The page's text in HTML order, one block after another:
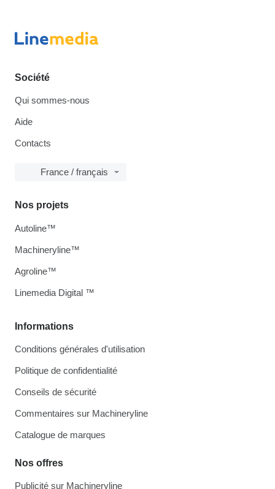
Société
Qui sommes-nous
Aide
Contacts
France / français
Informations
Conditions générales d'utilisation
Politique de confidentialité
Conseils de sécurité
Commentaires sur Machineryline
Catalogue de marques
Nos offres
Publicité sur Machineryline
Nos projets
Autoline™
Machineryline™
Agroline™
Linemedia Digital ™